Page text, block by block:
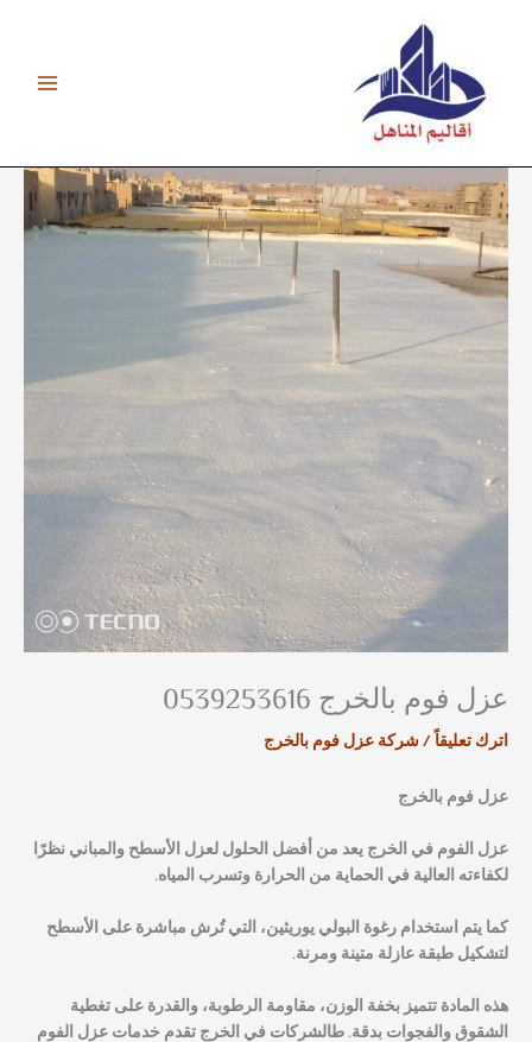
عزل فوم بالخرج 0539253616
اترك تعليقاً/شركة عزل فوم بالخرج
عزل فوم بالخرج
عزل الفوم في الخرج يعد من أفضل الحلول لعزل الأسطح والمباني نظرًا
لكفاءته العالية في الحماية من الحرارة وتسرب المياه.
كما يتم استخدام رغوة البولي يوريثين، التي تُرش مباشرة على الأسطح
لتشكيل طبقة عازلة متينة ومرنة.
هذه المادة تتميز بخفة الوزن، مقاومة الرطوبة، والقدرة على تغطية
الشقوق والفجوات بدقة. طالشركات في الخرج تقدم خدمات عزل الفوم